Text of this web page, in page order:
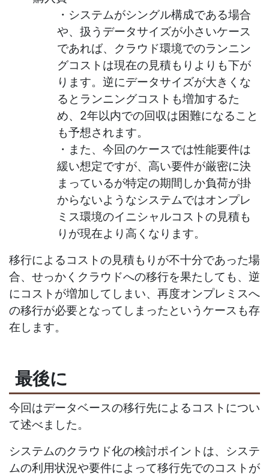
・システムがシングル構成である場合
や、扱うデータサイズが小さいケース
であれば、クラウド環境でのランニン
グコストは現在の見積もりよりも下が
ります。逆にデータサイズが大きくな
るとランニングコストも増加するた
め、2年以内での回収は困難になること
も予想されます。
・また、今回のケースでは性能要件は
緩い想定ですが、高い要件が厳密に決
まっているが特定の期間しか負荷が掛
からないようなシステムではオンプレ
ミス環境のイニシャルコストの見積も
りが現在より高くなります。
移行によるコストの見積もりが不十分であった場
合、せっかくクラウドへの移行を果たしても、逆
にコストが増加してしまい、再度オンプレミスへ
の移行が必要となってしまったというケースも存
在します。
最後に
今回はデータベースの移行先によるコストについ
て述べました。
システムのクラウド化の検討ポイントは、システ
ムの利用状況や要件によって移行先でのコストが